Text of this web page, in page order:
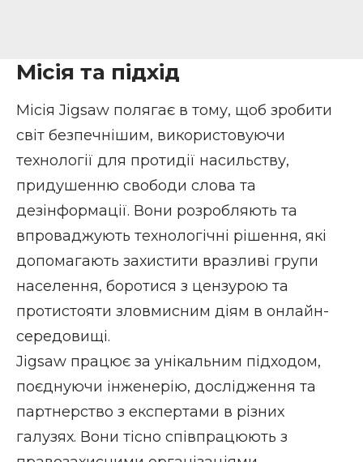
Місія та підхід
Місія Jigsaw полягає в тому, щоб зробити
світ безпечнішим, використовуючи
технології для протидії насильству,
придушенню свободи слова та
дезінформації. Вони розробляють та
впроваджують технологічні рішення, які
допомагають захистити вразливі групи
населення, боротися з цензурою та
протистояти зловмисним діям в онлайн-
середовищі.
Jigsaw працює за унікальним підходом,
поєднуючи інженерію, дослідження та
партнерство з експертами в різних
галузях. Вони тісно співпрацюють з